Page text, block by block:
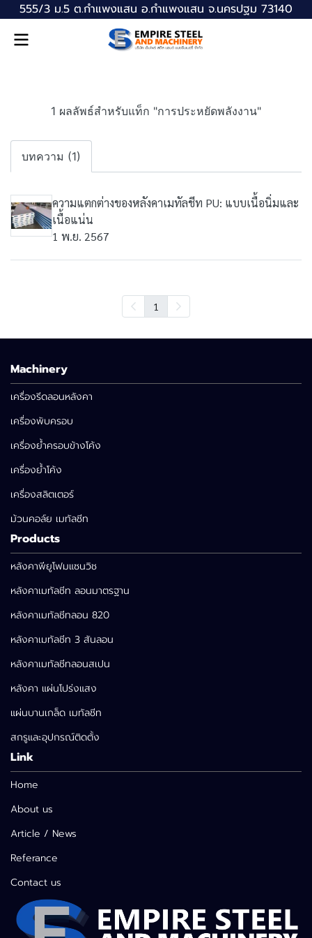
555/3 ม.5 ต.กำแพงแสน อ.กำแพงแสน จ.นครปฐม 73140
1 ผลลัพธ์สำหรับแท็ก "การประหยัดพลังงาน"
บทความ (1)
ความแตกต่างของหลังคาเมทัลชีท PU: แบบเนื้อนิ่มและ
เนื้อแน่น
1 พ.ย. 2567
1
Machinery
เครื่องรีดลอนหลังคา
เครื่องพับครอบ
เครื่องย้ำครอบข้างโค้ง
เครื่องย้ำโค้ง
เครื่องสลิตเตอร์
ม้วนคอล์ย เมทัลชีท
Products
หลังคาพียูโฟมแซนวิช
หลังคาเมทัลชีท ลอนมาตรฐาน
หลังคาเมทัลชีทลอน 820
หลังคาเมทัลชีท 3 สันลอน
หลังคาเมทัลชีทลอนสเปน
หลังคา แผ่นโปร่งแสง
แผ่นบานเกล็ด เมทัลชีท
สกรูและอุปกรณ์ติดตั้ง
Link
Home
About us
Article / News
Referance
Contact us